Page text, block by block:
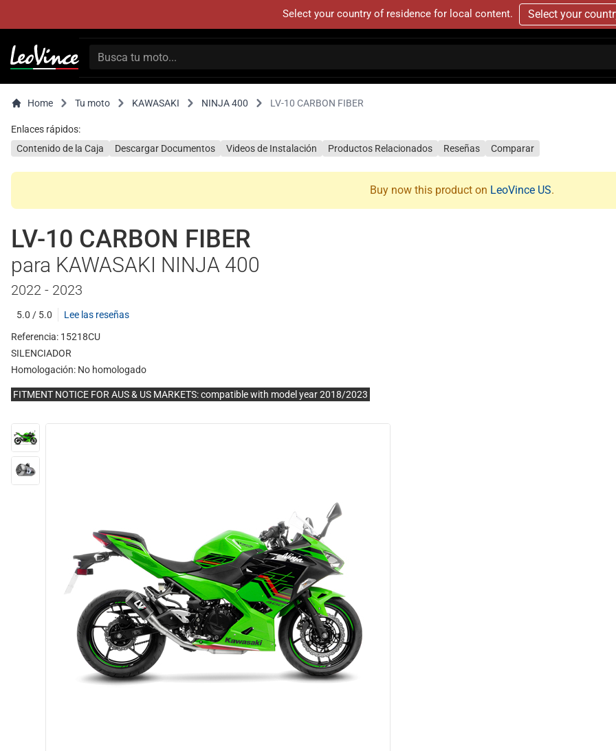
Select your country of residence for local content. Select your
Home Tu moto KAWASAKI NINJA 400 LV-10 CARBON FIBER
Enlaces rápidos:
Contenido de la Caja
Descargar Documentos Videos de Instalación Productos Relacionados Reseñas Comparar
Buy now this product on LeoVince US.
LV-10 CARBON FIBER
para KAWASAKI NINJA 400
2022 - 2023
5.0 / 5.0
Lee las reseñas
Referencia: 15218CU
SILENCIADOR
Homologación: No homologado
FITMENT NOTICE FOR AUS & US MARKETS: compatible with model year 2018/2023